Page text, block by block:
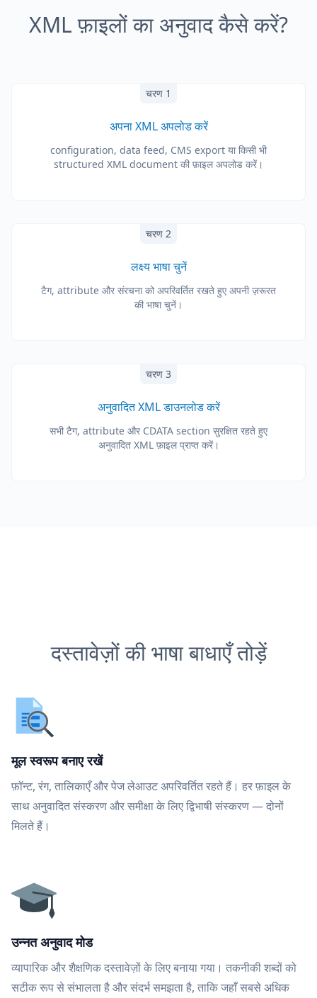
XML फ़ाइलों का अनुवाद कैसे करें?
चरण 1
अपना XML अपलोड करें
configuration, data feed, CMS export या किसी भी
structured XML document की फ़ाइल अपलोड करें।
चरण 2
लक्ष्य भाषा चुनें
टैग, attribute और संरचना को अपरिवर्तित रखते हुए अपनी ज़रूरत
की भाषा चुनें।
चरण 3
अनुवादित XML डाउनलोड करें
सभी टैग, attribute और CDATA section सुरक्षित रहते हुए
अनुवादित XML फ़ाइल प्राप्त करें।
दस्तावेज़ों की भाषा बाधाएँ तोड़ें
मूल स्वरूप बनाए रखें
फ़ॉन्ट, रंग, तालिकाएँ और पेज लेआउट अपरिवर्तित रहते हैं। हर फ़ाइल के
साथ अनुवादित संस्करण और समीक्षा के लिए द्विभाषी संस्करण — दोनों
मिलते हैं।
उन्नत अनुवाद मोड
व्यापारिक और शैक्षणिक दस्तावेज़ों के लिए बनाया गया। तकनीकी शब्दों को
सटीक रूप से संभालता है और संदर्भ समझता है, ताकि जहाँ सबसे अधिक